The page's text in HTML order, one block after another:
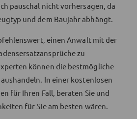
pauschal nicht vorhersagen, da
und dem Baujahr abhängt.
einen Anwalt mit der
zu
können die bestmögliche
In einer kostenlosen
für Ihren Fall, beraten Sie und
für Sie am besten wären.